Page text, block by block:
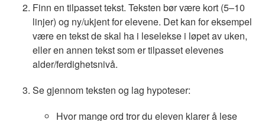
Finn en tilpasset tekst. Teksten bør være kort (5–10
linjer) og ny/ukjent for elevene. Det kan for eksempel
være en tekst de skal ha i leselekse i løpet av uken,
eller en annen tekst som er tilpasset elevenes
alder/ferdighetsnivå.
Se gjennom teksten og lag hypoteser:
Hvor mange ord tror du eleven klarer å lese